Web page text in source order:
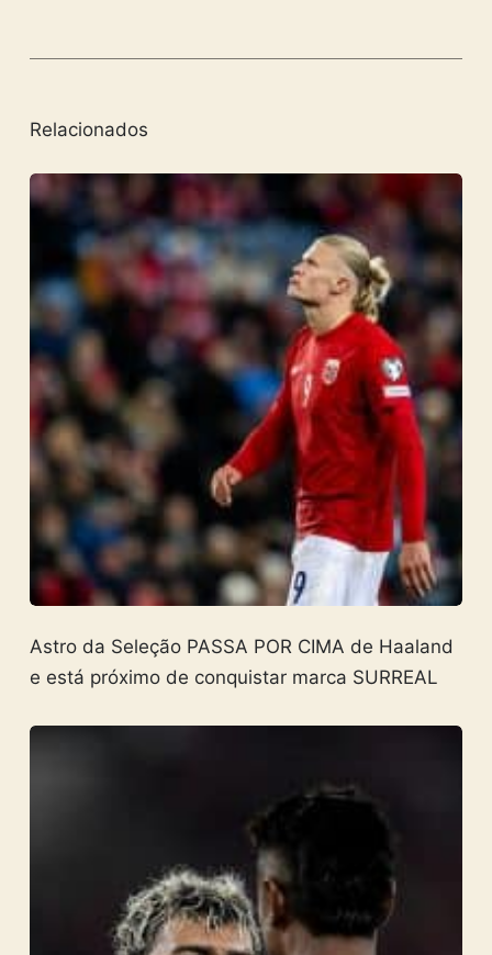
Relacionados
Astro da Seleção PASSA POR CIMA de Haaland
e está próximo de conquistar marca SURREAL